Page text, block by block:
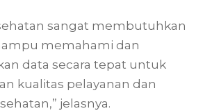
sangat membutuhkan
memahami dan
data secara tepat untuk
kualitas pelayanan dan
jelasnya.